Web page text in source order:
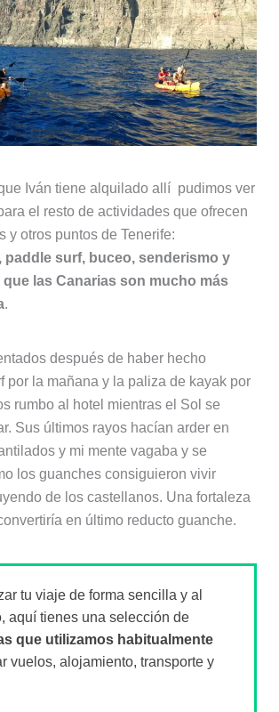
Iván tiene alquilado allí pudimos ver
el resto de actividades que ofrecen
y otros puntos de Tenerife:
paddle surf, buceo, senderismo y
que las Canarias son mucho más
.
después de haber hecho
por la mañana y la paliza de kayak por
rumbo al hotel mientras el Sol se
Sus últimos rayos hacían arder en
y mi mente vagaba y se
los guanches consiguieron vivir
de los castellanos. Una fortaleza
en último reducto guanche.
tu viaje de forma sencilla y al
aquí tienes una selección de
que utilizamos habitualmente
vuelos, alojamiento, transporte y